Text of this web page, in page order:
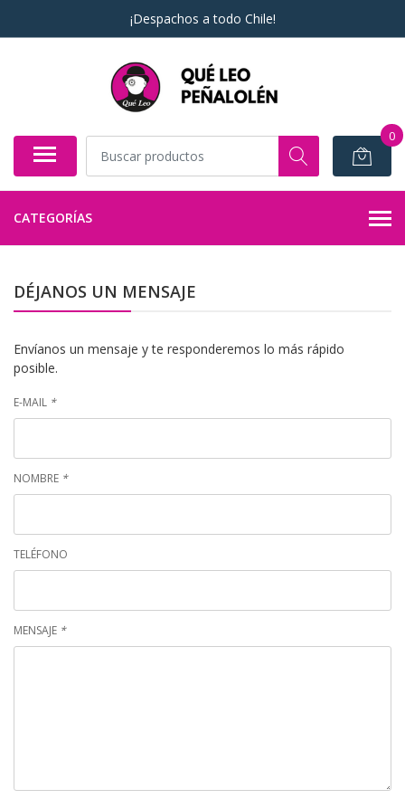
¡Despachos a todo Chile!
0
CATEGORÍAS
DÉJANOS UN MENSAJE
Envíanos un mensaje y te responderemos lo más rápido
posible.
E-MAIL *
NOMBRE *
TELÉFONO
MENSAJE *